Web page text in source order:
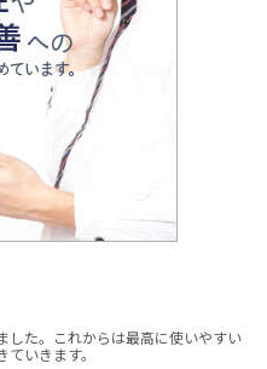
した。これからは最高に使いやすい
ていきます。